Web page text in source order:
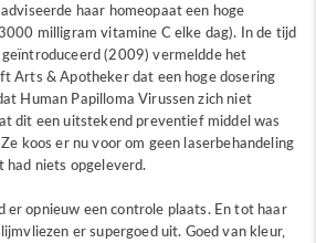
haar homeopaat een hoge
milligram vitamine C elke dag). In de tijd
(2009) vermeldde het
Arts & Apotheker dat een hoge dosering
Human Papilloma Virussen zich niet
dit een uitstekend preventief middel was
koos er nu voor om geen laserbehandeling
had niets opgeleverd.
er opnieuw een controle plaats. En tot haar
er supergoed uit. Goed van kleur,